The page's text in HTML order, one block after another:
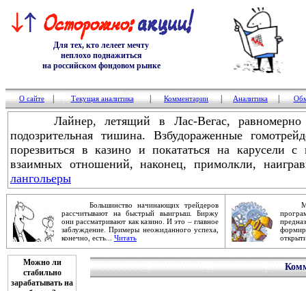
Для тех, кто лелеет мечту
неплохо поднажиться
на российском фондовом рынке
О сайте Текущая аналитика Комментарии Аналитика
Лайнер, летящий в Лас-Вегас, равномерно
подозрительная тишина. Взбудораженные
порезвиться в казино и покататься на карусели с
взаимных отношений, наконец, примолкли,
лангольеры
Большинство начинающих трейдеров
рассчитывают на быстрый выигрыш. Биржу
они рассматривают как казино. И это – главное
заблуждение. Примеры неожиданного успеха,
конечно, есть... Читать
Можно ли
стабильно
зарабатывать на